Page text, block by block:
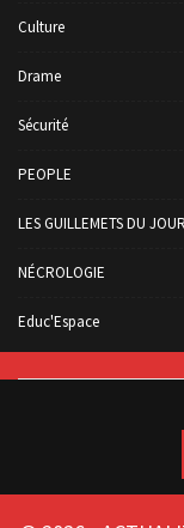
Culture
Drame
Sécurité
PEOPLE
LES GUILLEMETS DU JOUR
NÉCROLOGIE
Educ'Espace